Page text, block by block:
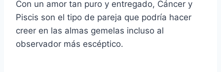
Con un amor tan puro y entregado, Cáncer y
Piscis son el tipo de pareja que podría hacer
creer en las almas gemelas incluso al
observador más escéptico.